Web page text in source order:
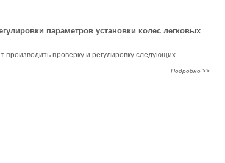
параметров установки колес легковых
проверку и регулировку следующих
Подробно >>